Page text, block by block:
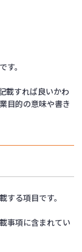
。
載すれば良いかわ
目的の意味や書き
る項目です。
事項に含まれてい